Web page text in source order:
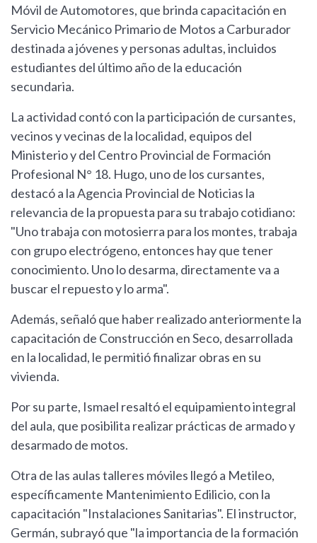
Móvil de Automotores, que brinda capacitación en
Servicio Mecánico Primario de Motos a Carburador
destinada a jóvenes y personas adultas, incluidos
estudiantes del último año de la educación
secundaria.
La actividad contó con la participación de cursantes,
vecinos y vecinas de la localidad, equipos del
Ministerio y del Centro Provincial de Formación
Profesional N° 18. Hugo, uno de los cursantes,
destacó a la Agencia Provincial de Noticias la
relevancia de la propuesta para su trabajo cotidiano:
"Uno trabaja con motosierra para los montes, trabaja
con grupo electrógeno, entonces hay que tener
conocimiento. Uno lo desarma, directamente va a
buscar el repuesto y lo arma".
Además, señaló que haber realizado anteriormente la
capacitación de Construcción en Seco, desarrollada
en la localidad, le permitió finalizar obras en su
vivienda.
Por su parte, Ismael resaltó el equipamiento integral
del aula, que posibilita realizar prácticas de armado y
desarmado de motos.
Otra de las aulas talleres móviles llegó a Metileo,
específicamente Mantenimiento Edilicio, con la
capacitación "Instalaciones Sanitarias". El instructor,
Germán, subrayó que "la importancia de la formación